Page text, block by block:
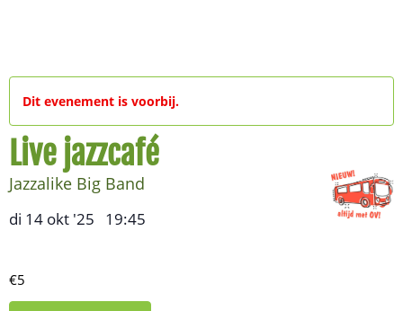
Dit evenement is voorbij.
Live jazzcafé
Jazzalike Big Band
di 14 okt '25 19:45
€5